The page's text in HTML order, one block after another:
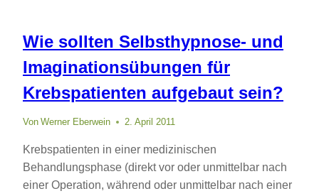
Wie sollten Selbsthypnose- und
Imaginationsübungen für
Krebspatienten aufgebaut sein?
Von Werner Eberwein 2. April 2011
Krebspatienten in einer medizinischen
Behandlungsphase (direkt vor oder unmittelbar nach
einer Operation, während oder unmittelbar nach einer